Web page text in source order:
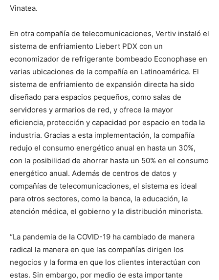
Vinatea.
En otra compañía de telecomunicaciones, Vertiv instaló el
sistema de enfriamiento Liebert PDX con un
economizador de refrigerante bombeado Econophase en
varias ubicaciones de la compañía en Latinoamérica. El
sistema de enfriamiento de expansión directa ha sido
diseñado para espacios pequeños, como salas de
servidores y armarios de red, y ofrece la mayor
eficiencia, protección y capacidad por espacio en toda la
industria. Gracias a esta implementación, la compañía
redujo el consumo energético anual en hasta un 30%,
con la posibilidad de ahorrar hasta un 50% en el consumo
energético anual. Además de centros de datos y
compañías de telecomunicaciones, el sistema es ideal
para otros sectores, como la banca, la educación, la
atención médica, el gobierno y la distribución minorista.
“La pandemia de la COVID-19 ha cambiado de manera
radical la manera en que las compañías dirigen los
negocios y la forma en que los clientes interactúan con
estas. Sin embargo, por medio de esta importante